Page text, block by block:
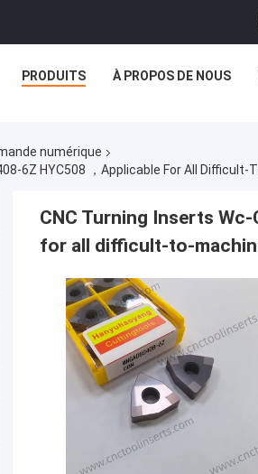
PRODUITS À PROPOS DE NOUS
numérique
6Z HYC508 ，Applicable For All
CNC Turning Inserts
for all difficult-to-